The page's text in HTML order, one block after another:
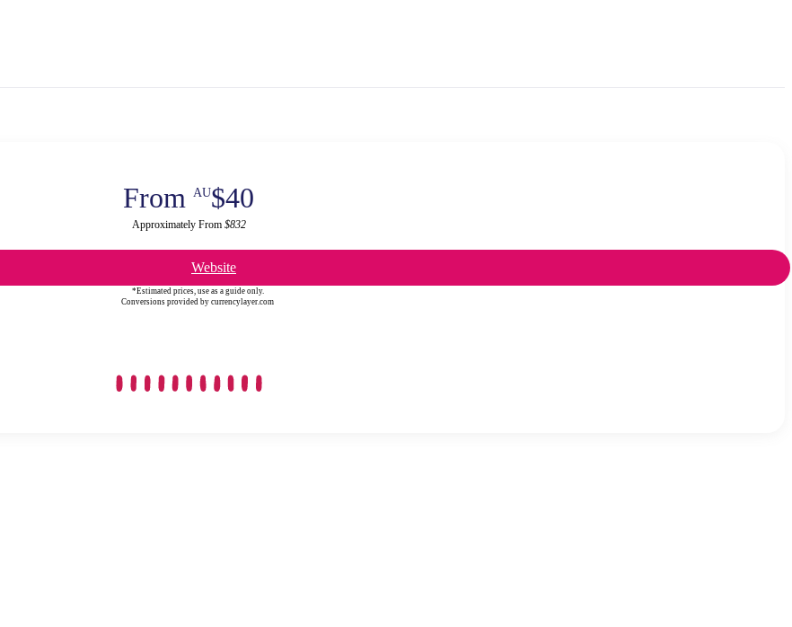
From AU$40
Approximately From $832
Website
*Estimated prices, use as a guide only.
Conversions provided by currencylayer.com